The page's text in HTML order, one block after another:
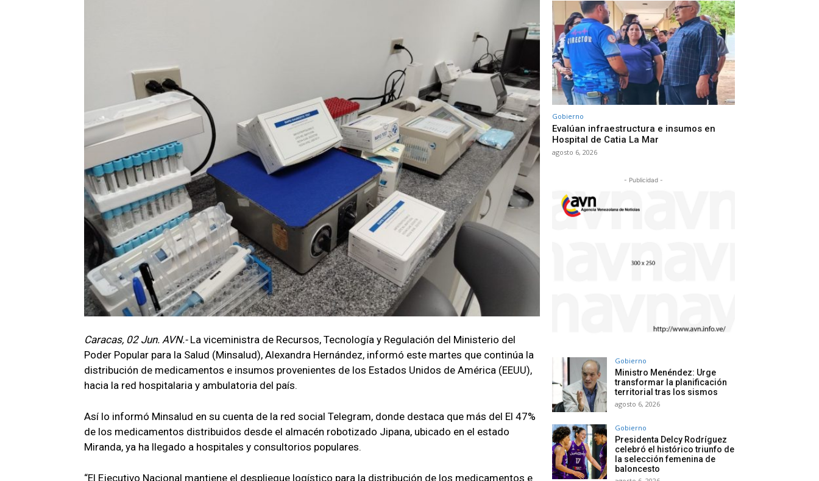
Caracas, 02 Jun. AVN.- La viceministra de Recursos, Tecnología y Regulación del Ministerio del
Poder Popular para la Salud (Minsalud), Alexandra Hernández, informó este martes que continúa la
distribución de medicamentos e insumos provenientes de los Estados Unidos de América (EEUU),
hacia la red hospitalaria y ambulatoria del país.
Así lo informó Minsalud en su cuenta de la red social Telegram, donde destaca que más del El 47%
de los medicamentos distribuidos desde el almacén robotizado Jipana, ubicado en el estado
Miranda, ya ha llegado a hospitales y consultorios populares.
“El Ejecutivo Nacional mantiene el despliegue logístico para la distribución de los medicamentos e
Gobierno
Evalúan infraestructura e insumos en
Hospital de Catia La Mar
agosto 6, 2026
- Publicidad -
Gobierno
Ministro Menéndez: Urge
transformar la planificación
territorial tras los sismos
agosto 6, 2026
Gobierno
Presidenta Delcy Rodríguez
celebró el histórico triunfo de
la selección femenina de
baloncesto